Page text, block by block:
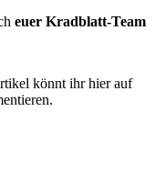
euer Kradblatt-Team
könnt ihr hier auf